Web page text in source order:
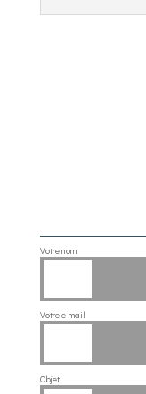
Votre nom
Votre e-mail
Objet